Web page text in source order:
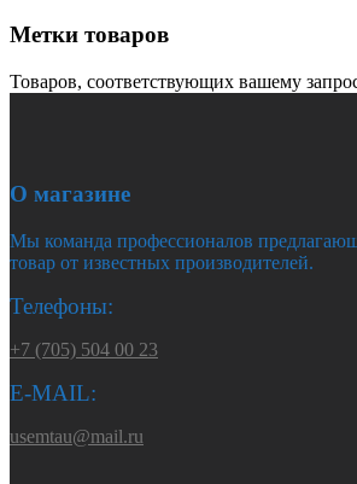
Метки товаров
Товаров, соответствующих вашему
О магазине
Мы команда профессионалов
товар от известных производителей.
Телефоны:
+7 (705) 504 00 23
E-MAIL:
usemtau@mail.ru